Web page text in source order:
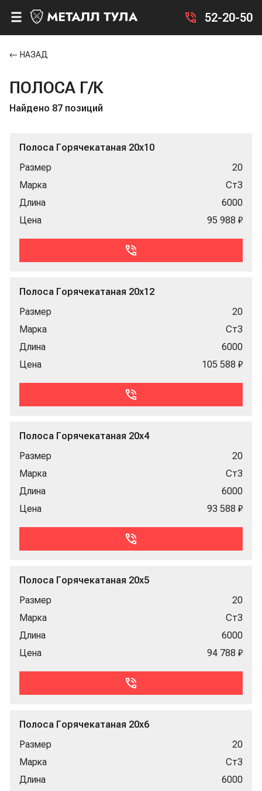
52-20-50
НАЗАД
ПОЛОСА Г/К
Найдено 87 позиций
Полоса Горячекатаная 20x10
Размер
20
Марка
Ст3
Длина
6000
Цена
95 988 ₽
Полоса Горячекатаная 20x12
Размер
20
Марка
Ст3
Длина
6000
Цена
105 588 ₽
Полоса Горячекатаная 20x4
Размер
20
Марка
Ст3
Длина
6000
Цена
93 588 ₽
Полоса Горячекатаная 20x5
Размер
20
Марка
Ст3
Длина
6000
Цена
94 788 ₽
Полоса Горячекатаная 20x6
Размер
20
Марка
Ст3
Длина
6000